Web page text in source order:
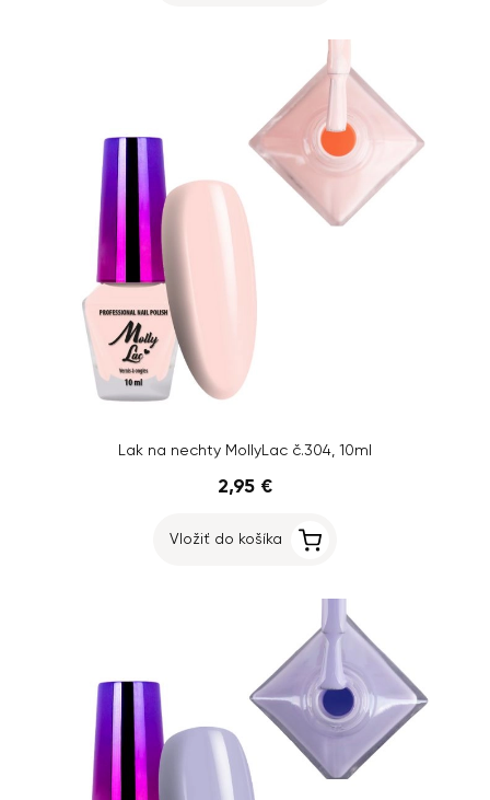
Lak na nechty MollyLac č.304, 10ml
2,95 €
Vložiť do košíka